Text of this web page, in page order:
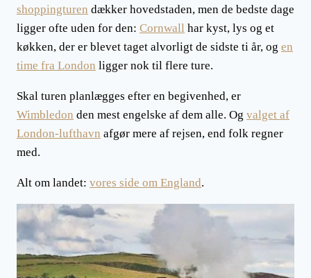
shoppingturen dækker hovedstaden, men de bedste dage
ligger ofte uden for den: Cornwall har kyst, lys og et
køkken, der er blevet taget alvorligt de sidste ti år, og en
time fra London ligger nok til flere ture.
Skal turen planlægges efter en begivenhed, er
Wimbledon den mest engelske af dem alle. Og valget af
London-lufthavn afgør mere af rejsen, end folk regner
med.
Alt om landet: vores side om England.